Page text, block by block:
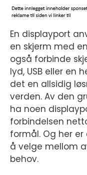
En displayport
en skjerm med
også forbinde
lyd, USB eller en
det en allsidig
verden. Av den
ha noen
forbindelsen
formål. Og her
å velge mellom
behov.